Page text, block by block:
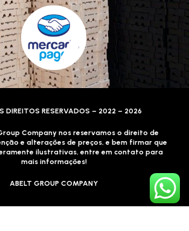
DIREITOS RESERVADOS – 2022 – 2026
Company nos reservamos o direito de
e alterações de preços, e bem firmar que
ilustrativas, entre em contato para
mais informações!
ABELT GROUP COMPANY